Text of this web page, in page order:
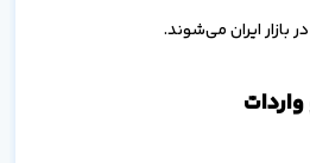
ایران می‌شوند.